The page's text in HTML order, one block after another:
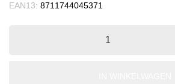
EAN13: 8711744045371